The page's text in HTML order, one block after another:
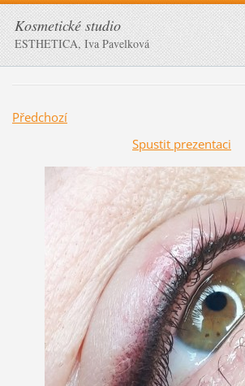
Kosmetické studio
ESTHETICA, Iva Pavelková
Předchozí
Spustit prezentaci